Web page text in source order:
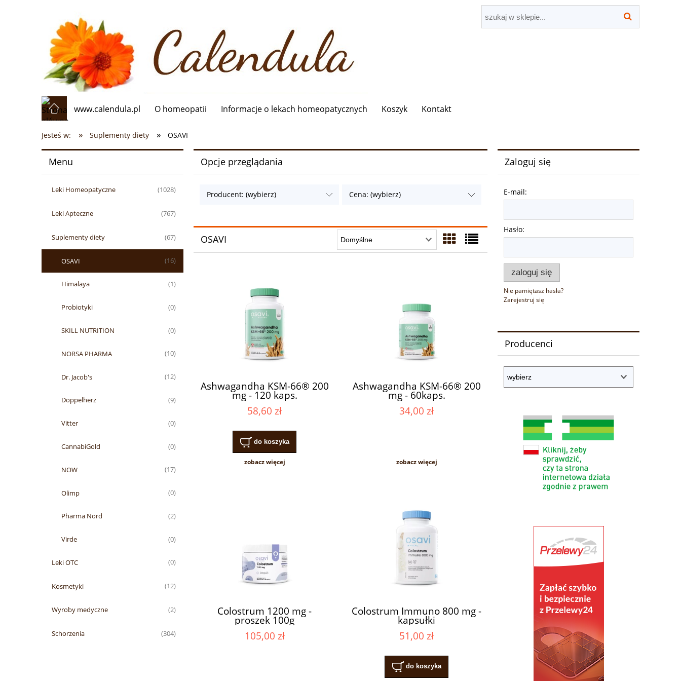
www.calendula.pl O homeopatii Informacje o lekach homeopatycznych Koszyk Kontakt
Jesteś w: » Suplementy diety » OSAVI
Menu
Leki Homeopatyczne (1028)
Leki Apteczne (767)
Suplementy diety (67)
OSAVI (16)
Himalaya (1)
Probiotyki (0)
SKILL NUTRITION (0)
NORSA PHARMA (10)
Dr. Jacob's (12)
Doppelherz (9)
Vitter (0)
CannabiGold (0)
NOW (17)
Olimp (0)
Pharma Nord (2)
Virde (0)
Leki OTC (0)
Kosmetyki (12)
Wyroby medyczne (2)
Schorzenia (304)
Opcje przeglądania
Producent: (wybierz) Cena: (wybierz)
OSAVI
Ashwagandha KSM-66® 200
mg - 120 kaps.
58,60 zł
do koszyka
zobacz więcej
Ashwagandha KSM-66® 200
mg - 60kaps.
34,00 zł
zobacz więcej
Colostrum 1200 mg -
proszek 100g
105,00 zł
Colostrum Immuno 800 mg -
kapsułki
51,00 zł
do koszyka
Zaloguj się
E-mail:
Hasło:
zaloguj się
Nie pamiętasz hasła?
Zarejestruj się
Producenci